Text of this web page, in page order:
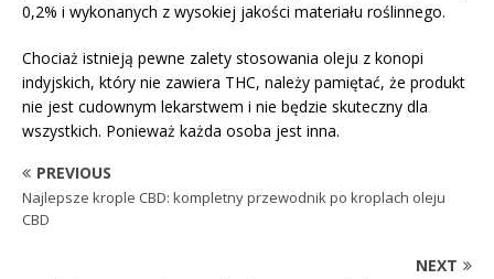
0,2% i wykonanych z wysokiej jakości materiału roślinnego.
Chociaż istnieją pewne zalety stosowania oleju z konopi
indyjskich, który nie zawiera THC, należy pamiętać, że produkt
nie jest cudownym lekarstwem i nie będzie skuteczny dla
wszystkich. Ponieważ każda osoba jest inna.
PREVIOUS
Najlepsze krople CBD: kompletny przewodnik po kroplach oleju
CBD
NEXT